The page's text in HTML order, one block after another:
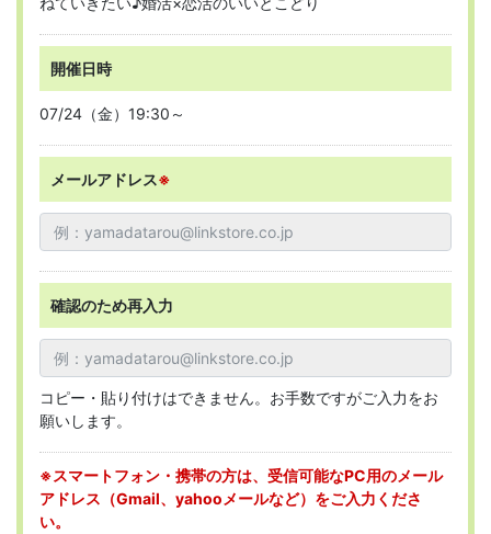
開催日時
07/24（金）19:30～
メールアドレス※
確認のため再入力
コピー・貼り付けはできません。お手数ですがご入力をお
願いします。
※スマートフォン・携帯の方は、受信可能なPC用のメール
アドレス（Gmail、yahooメールなど）をご入力くださ
い。